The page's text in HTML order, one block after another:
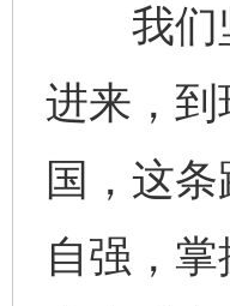
我们坚
进来，
国，这
自强，